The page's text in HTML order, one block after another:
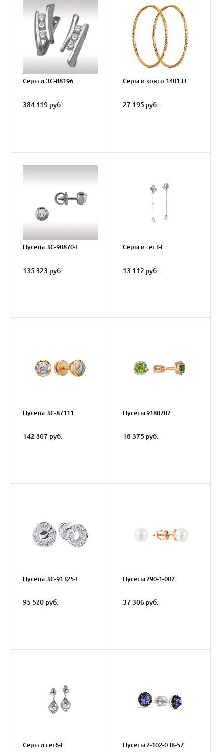
Серьги ЗС-88196
384 419 руб.
Серьги конго 140138
27 195 руб.
Пусеты ЗС-90870-I
135 823 руб.
Серьги сет3-E
13 112 руб.
Пусеты ЗС-87111
142 807 руб.
Пусеты 9180702
18 375 руб.
Пусеты ЗС-91325-I
95 520 руб.
Пусеты 290-1-002
37 306 руб.
Серьги сет6-E Пусеты 2-102-038-57